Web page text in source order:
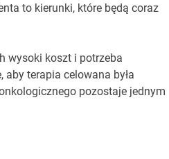
to kierunki, które będą coraz
wysoki koszt i potrzeba
aby terapia celowana była
pozostaje jednym